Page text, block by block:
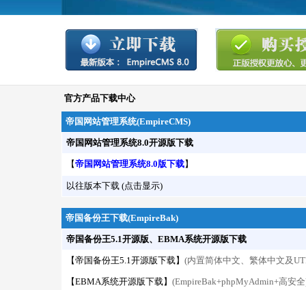
官方产品下载中心
帝国网站管理系统(EmpireCMS)
帝国网站管理系统8.0开源版下载
【帝国网站管理系统8.0版下载】
以往版本下载 (点击显示)
帝国备份王下载(EmpireBak)
帝国备份王5.1开源版、EBMA系统开源版下载
【帝国备份王5.1开源版下载】 (内置简体中文、繁体中文及
【EBMA系统开源版下载】 (EmpireBak+phpMyAdmin+高安